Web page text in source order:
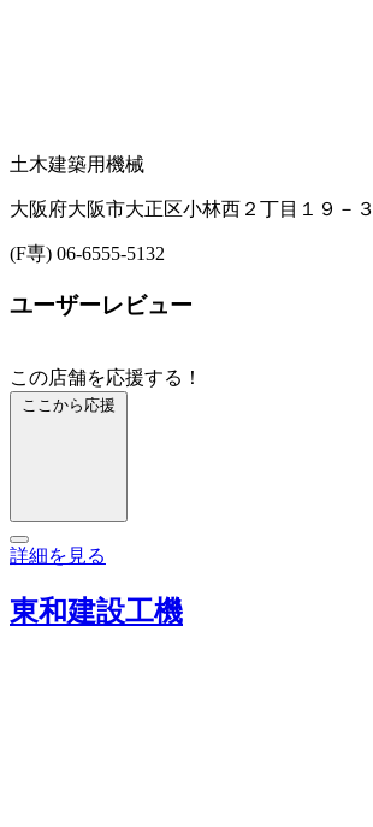
土木建築用機械
大阪府大阪市大正区小林西２丁目１９－３
(F専) 06-6555-5132
ユーザーレビュー
この店舗を応援する！
ここから応援
詳細を見る
東和建設工機